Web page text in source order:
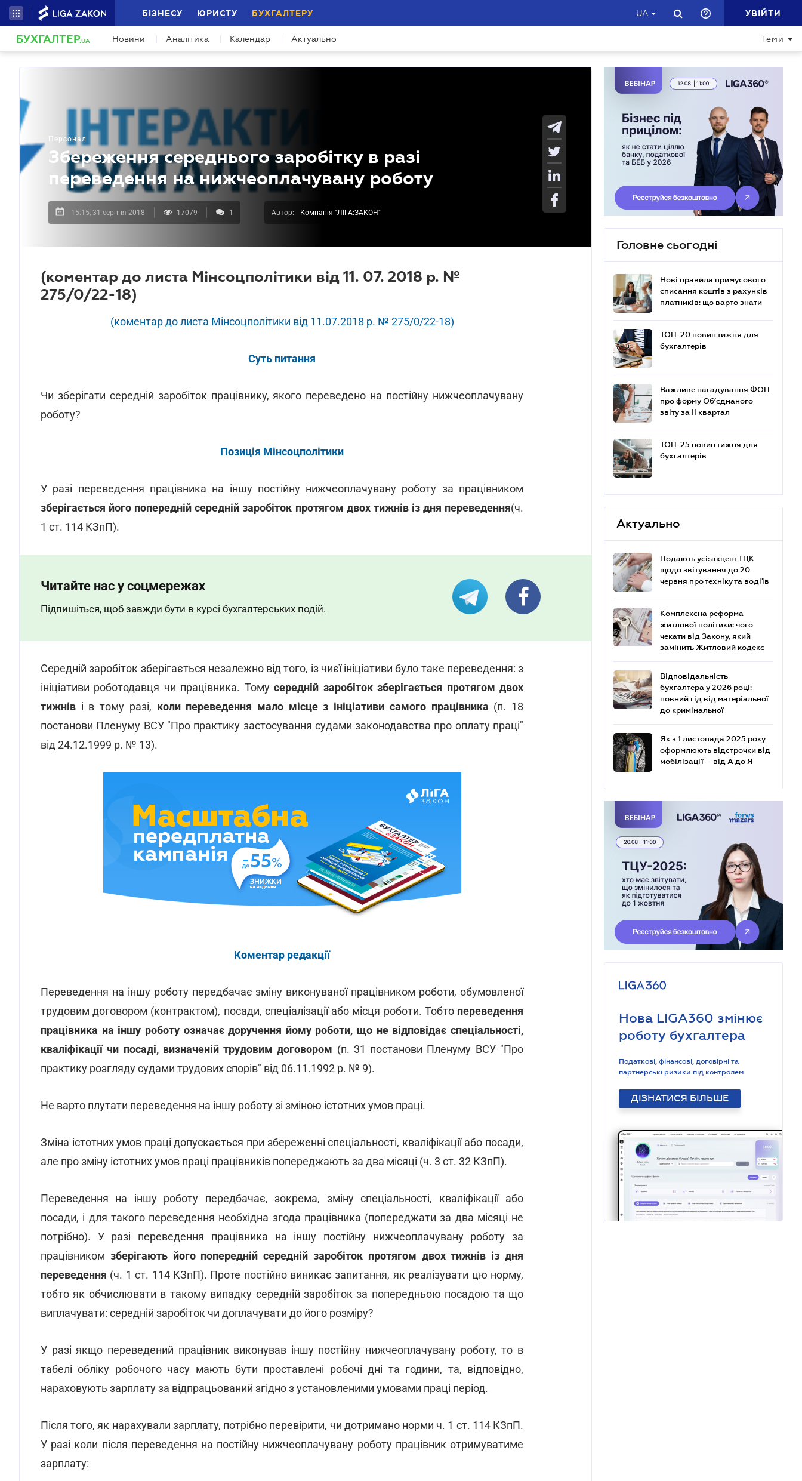
БІЗНЕСУ ЮРИСТУ БУХГАЛТЕРУ UA УВІЙТИ
БУХГАЛТЕР.UA Новини Аналітика Календар Актуально Теми
Персонал
Збереження середнього заробітку в разі
переведення на нижчеоплачувану роботу
15.15, 31 серпня 2018 17079 1 Автор: Компанія "ЛІГА:ЗАКОН"
(коментар до листа Мінсоцполітики від 11. 07. 2018 р. №
275/0/22-18)
(коментар до листа Мінсоцполітики від 11.07.2018 р. № 275/0/22-18)
Суть питання
Чи зберігати середній заробіток працівнику, якого переведено на постійну нижчеоплачувану
роботу?
Позиція Мінсоцполітики
У разі переведення працівника на іншу постійну нижчеоплачувану роботу за працівником
зберігається його попередній середній заробіток протягом двох тижнів із дня переведення(ч.
1 ст. 114 КЗпП).
Читайте нас у соцмережах
Підпишіться, щоб завжди бути в курсі бухгалтерських подій.
Середній заробіток зберігається незалежно від того, із чиєї ініціативи було таке переведення: з
ініціативи роботодавця чи працівника. Томусередній заробіток зберігається протягом двох
тижнів і в тому разі, коли переведення мало місце з ініціативи самого працівника (п. 18
постанови Пленуму ВСУ "Про практику застосування судами законодавства про оплату праці"
від 24.12.1999 р. № 13).
Коментар редакції
Переведення на іншу роботу передбачає зміну виконуваної працівником роботи, обумовленої
трудовим договором (контрактом), посади, спеціалізації або місця роботи. Тобто переведення
працівника на іншу роботу означає доручення йому роботи, що не відповідає спеціальності,
кваліфікації чи посаді, визначеній трудовим договором (п. 31 постанови Пленуму ВСУ "Про
практику розгляду судами трудових спорів" від 06.11.1992 р. № 9).
Не варто плутати переведення на іншу роботу зі зміною істотних умов праці.
Зміна істотних умов праці допускається при збереженні спеціальності, кваліфікації або посади,
але про зміну істотних умов праці працівників попереджають за два місяці (ч. 3 ст. 32 КЗпП).
Переведення на іншу роботу передбачає, зокрема, зміну спеціальності, кваліфікації або
посади, і для такого переведення необхідна згода працівника (попереджати за два місяці не
потрібно). У разі переведення працівника на іншу постійну нижчеоплачувану роботу за
працівником зберігають його попередній середній заробіток протягом двох тижнів із дня
переведення (ч. 1 ст. 114 КЗпП). Проте постійно виникає запитання, як реалізувати цю норму,
тобто як обчислювати в такому випадку середній заробіток за попередньою посадою та що
виплачувати: середній заробіток чи доплачувати до його розміру?
У разі якщо переведений працівник виконував іншу постійну нижчеоплачувану роботу, то в
табелі обліку робочого часу мають бути проставлені робочі дні та години, та, відповідно,
нараховують зарплату за відпрацьований згідно з установленими умовами праці період.
Після того, як нарахували зарплату, потрібно перевірити, чи дотримано норми ч. 1 ст. 114 КЗпП.
У разі коли після переведення на постійну нижчеоплачувану роботу працівник отримуватиме
зарплату:
Головне сьогодні
Нові правила примусового
списання коштів з рахунків
платників: що варто знати
ТОП-20 новин тижня для
бухгалтерів
Важливе нагадування ФОП
про форму Об’єднаного
звіту за ІІ квартал
ТОП-25 новин тижня для
бухгалтерів
Актуально
Подають усі: акцент ТЦК
щодо звітування до 20
червня про техніку та водіїв
Комплексна реформа
житлової політики: чого
чекати від Закону, який
замінить Житловий кодекс
Відповідальність
бухгалтера у 2026 році:
повний гід від матеріальної
до кримінальної
Як з 1 листопада 2025 року
оформлюють відстрочки від
мобілізації – від А до Я
Нова LIGA360 змінює
роботу бухгалтера
Податкові, фінансові, договірні та
партнерські ризики під контролем
ДІЗНАТИСЯ БІЛЬШЕ